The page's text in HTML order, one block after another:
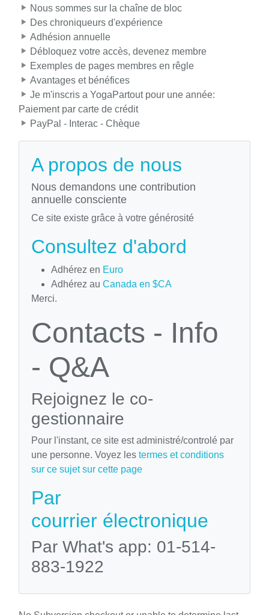
Nous sommes sur la chaîne de bloc
Des chroniqueurs d'expérience
Adhésion annuelle
Débloquez votre accès, devenez membre
Exemples de pages membres en rêgle
Avantages et bénéfices
Je m'inscris a YogaPartout pour une année:
Paiement par carte de crédit
PayPal - Interac - Chèque
A propos de nous
Nous demandons une contribution
annuelle consciente
Ce site existe grâce à votre générosité
Consultez d'abord
Adhérez en Euro
Adhérez au Canada en $CA
Merci.
Contacts - Info
- Q&A
Rejoignez le co-
gestionnaire
Pour l'instant, ce site est administré/controlé par
une personne. Voyez les termes et conditions
sur ce sujet sur cette page
Par
courrier électronique
Par What's app: 01-514-
883-1922